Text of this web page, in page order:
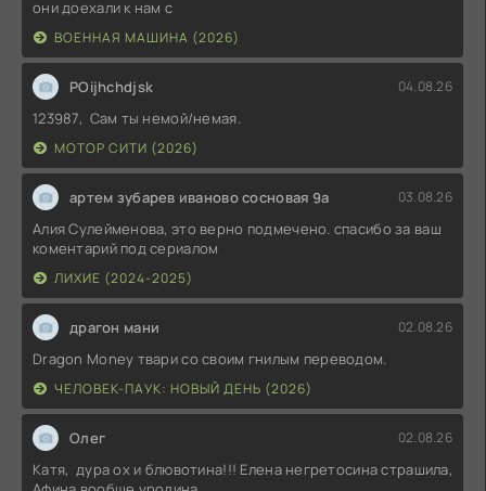
они доехали к нам с
ВОЕННАЯ МАШИНА (2026)
POijhchdjsk 04.08.26
123987, Сам ты немой/немая.
МОТОР СИТИ (2026)
артем зубарев иваново сосновая 9а 03.08.26
Алия Сулейменова, это верно подмечено. спасибо за ваш
коментарий под сериалом
ЛИХИЕ (2024-2025)
драгон мани 02.08.26
Dragon Money твари со своим гнилым переводом.
ЧЕЛОВЕК-ПАУК: НОВЫЙ ДЕНЬ (2026)
Олег 02.08.26
Катя, дура ох и блювотина!!! Елена негретосина страшила,